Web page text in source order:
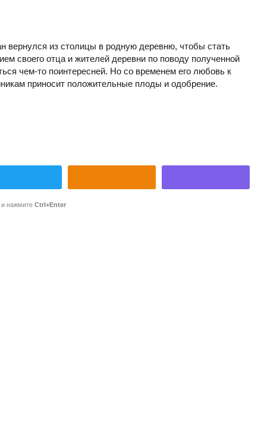
вернулся из столицы в родную деревню, чтобы стать
своего отца и жителей деревни по поводу полученной
чем-то поинтересней. Но со временем его любовь к
приносит положительные плоды и одобрение.
и нажмите Ctrl+Enter